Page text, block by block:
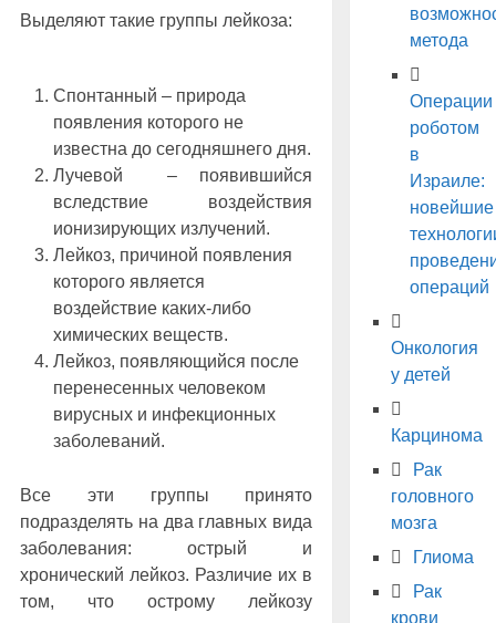
Выделяют такие группы лейкоза:
Спонтанный – природа
появления которого не
известна до сегодняшнего дня.
Лучевой – появившийся
вследствие воздействия
ионизирующих излучений.
Лейкоз, причиной появления
которого является
воздействие каких-либо
химических веществ.
Лейкоз, появляющийся после
перенесенных человеком
вирусных и инфекционных
заболеваний.
Все эти группы принято
подразделять на два главных вида
заболевания: острый и
хронический лейкоз. Различие их в
том, что острому лейкозу
метода
Операции
роботом
в
Израиле:
новейшие
операций
Онкология
у детей
Карцинома
Рак
головного
мозга
Глиома
Рак
крови